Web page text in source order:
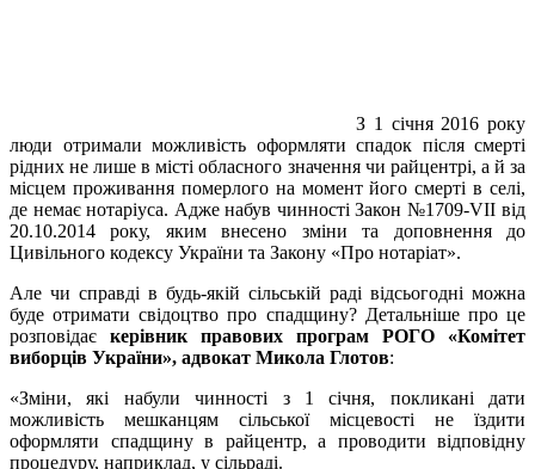
З 1 січня 2016 року
люди отримали можливість оформляти спадок після смерті
рідних не лише в місті обласного значення чи райцентрі, а й за
місцем проживання померлого на момент його смерті в селі,
де немає нотаріуса. Адже набув чинності Закон №1709-VII від
20.10.2014 року, яким внесено зміни та доповнення до
Цивільного кодексу України та Закону «Про нотаріат».
Але чи справді в будь-якій сільській раді відсьогодні можна
буде отримати свідоцтво про спадщину? Детальніше про це
розповідає керівник правових програм РОГО «Комітет
виборців України», адвокат Микола Глотов:
«Зміни, які набули чинності з 1 січня, покликані дати
можливість мешканцям сільської місцевості не їздити
оформляти спадщину в райцентр, а проводити відповідну
процедуру, наприклад, у сільраді.